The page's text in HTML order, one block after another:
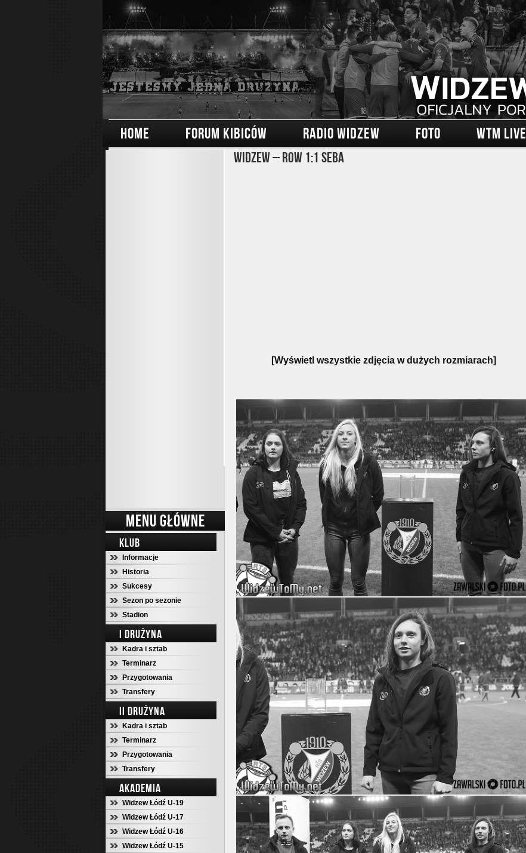
HOME FORUM KIBICÓW RADIO WIDZEW FOTO WTM LIVE
MENU GŁÓWNE
KLUB
Informacje
Historia
Sukcesy
Sezon po sezonie
Stadion
I DRUŻYNA
Kadra i sztab
Terminarz
Przygotowania
Transfery
II DRUŻYNA
Kadra i sztab
Terminarz
Przygotowania
Transfery
AKADEMIA
Widzew Łódź U-19
Widzew Łódź U-17
Widzew Łódź U-16
Widzew Łódź U-15
Widzew – ROW 1:1 Seba
[Wyświetl wszystkie zdjęcia w dużych rozmiarach]